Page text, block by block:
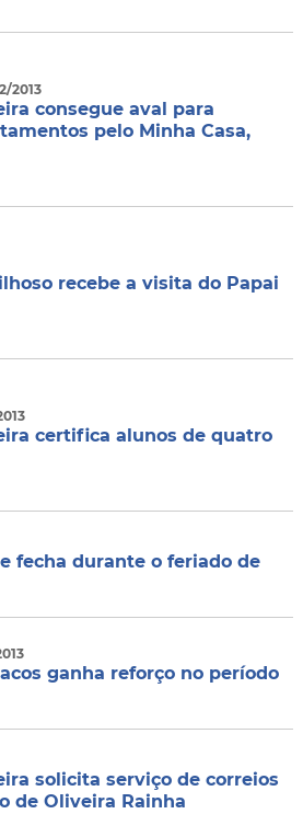
2013
consegue aval para
pelo Minha Casa,
recebe a visita do Papai
certifica alunos de quatro
fecha durante o feriado de
ganha reforço no período
solicita serviço de correios
de Oliveira Rainha